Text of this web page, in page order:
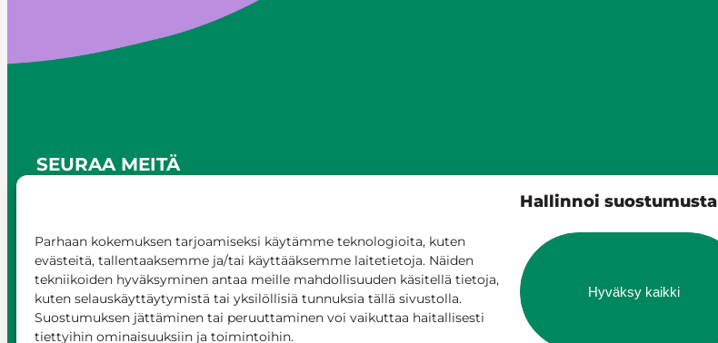
Hallinnoi suostumusta
Parhaan kokemuksen tarjoamiseksi käytämme teknologioita, kuten
evästeitä, tallentaaksemme ja/tai käyttääksemme laitetietoja. Näiden
tekniikoiden hyväksyminen antaa meille mahdollisuuden käsitellä tietoja,
kuten selauskäyttäytymistä tai yksilöllisiä tunnuksia tällä sivustolla.
Suostumuksen jättäminen tai peruuttaminen voi vaikuttaa haitallisesti
tiettyihin ominaisuuksiin ja toimintoihin.
Hyväksy kaikki
SEURAA MEITÄ